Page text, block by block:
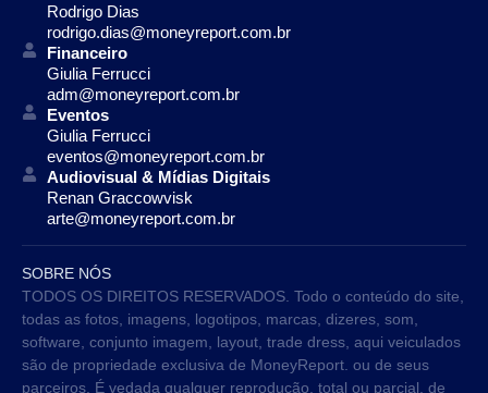
Rodrigo Dias
rodrigo.dias@moneyreport.com.br
Financeiro
Giulia Ferrucci
adm@moneyreport.com.br
Eventos
Giulia Ferrucci
eventos@moneyreport.com.br
Audiovisual & Mídias Digitais
Renan Graccowvisk
arte@moneyreport.com.br
SOBRE NÓS
TODOS OS DIREITOS RESERVADOS. Todo o conteúdo do site,
todas as fotos, imagens, logotipos, marcas, dizeres, som,
software, conjunto imagem, layout, trade dress, aqui veiculados
são de propriedade exclusiva de MoneyReport. ou de seus
parceiros. É vedada qualquer reprodução, total ou parcial, de